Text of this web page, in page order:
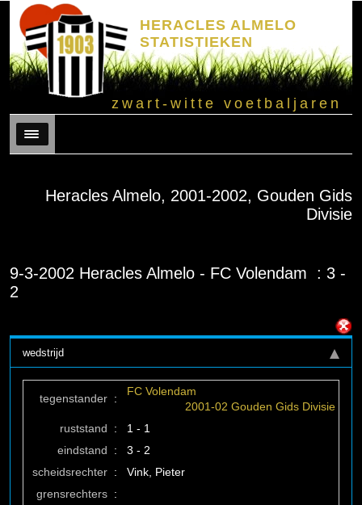
HERACLES ALMELO
STATISTIEKEN
zwart-witte voetbaljaren
Menu
Heracles Almelo, 2001-2002, Gouden Gids
Divisie
9-3-2002 Heracles Almelo - FC Volendam : 3 -
2
wedstrijd
tegenstander :
FC Volendam
2001-02 Gouden Gids Divisie
ruststand
:
1 - 1
eindstand
:
3 - 2
scheidsrechter :
Vink, Pieter
grensrechters :